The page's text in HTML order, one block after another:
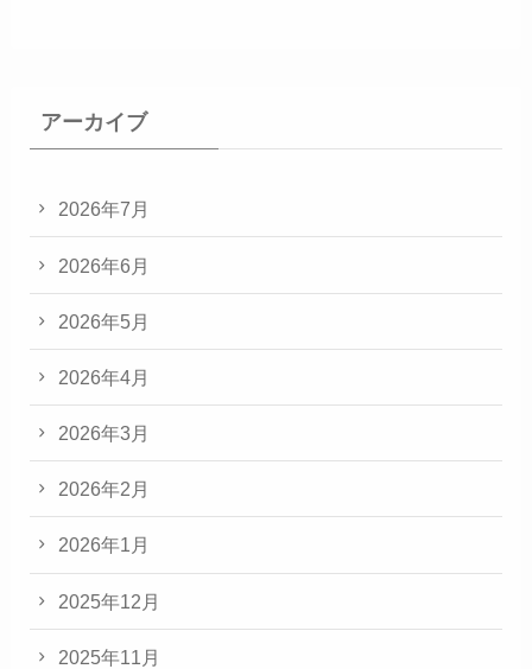
アーカイブ
2026年7月
2026年6月
2026年5月
2026年4月
2026年3月
2026年2月
2026年1月
2025年12月
2025年11月